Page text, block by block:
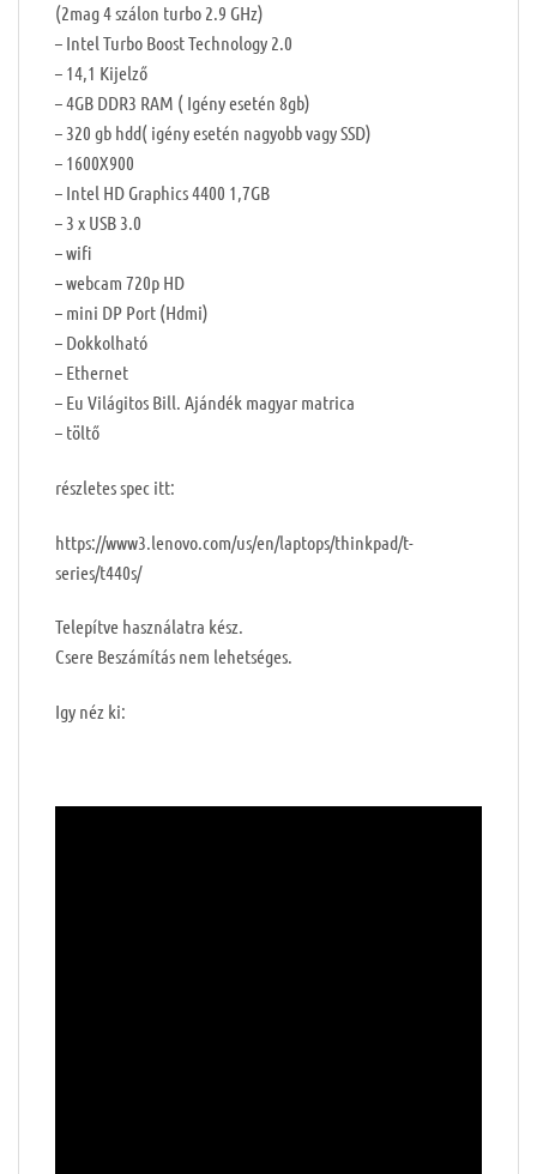
(2mag 4 szálon turbo 2.9 GHz)
– Intel Turbo Boost Technology 2.0
– 14,1 Kijelző
– 4GB DDR3 RAM ( Igény esetén 8gb)
– 320 gb hdd( igény esetén nagyobb vagy SSD)
– 1600X900
– Intel HD Graphics 4400 1,7GB
– 3 x USB 3.0
– wifi
– webcam 720p HD
– mini DP Port (Hdmi)
– Dokkolható
– Ethernet
– Eu Világitos Bill. Ajándék magyar matrica
– töltő
részletes spec itt:
https://www3.lenovo.com/us/en/laptops/thinkpad/t-
series/t440s/
Telepítve használatra kész.
Csere Beszámítás nem lehetséges.
Igy néz ki: